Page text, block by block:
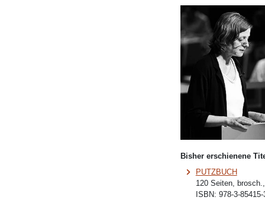
Bisher erschienene
PUTZBUCH
120 Seiten,
ISBN: 978-3-85415-